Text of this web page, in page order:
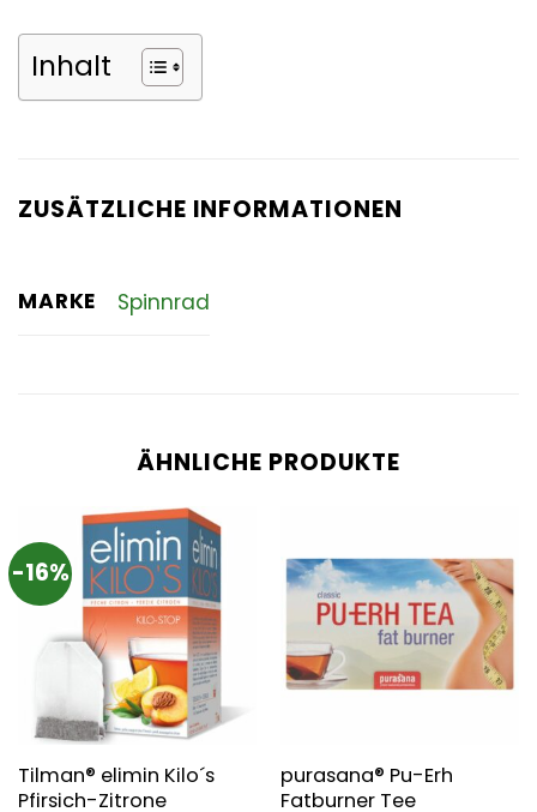
Inhalt
ZUSÄTZLICHE INFORMATIONEN
MARKE Spinnrad
ÄHNLICHE PRODUKTE
-16%
Tilman® elimin Kilo´s
Pfirsich-Zitrone
purasana® Pu-Erh
Fatburner Tee